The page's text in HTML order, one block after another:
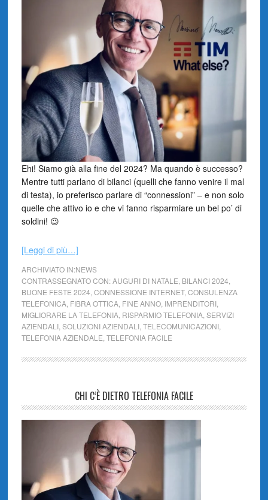
Ehi! Siamo già alla fine del 2024? Ma quando è successo?
Mentre tutti parlano di bilanci (quelli che fanno venire il mal
di testa), io preferisco parlare di “connessioni” – e non solo
quelle che attivo io e che vi fanno risparmiare un bel po’ di
soldini! 😉
[Leggi di più…]
ARCHIVIATO IN:NEWS
CONTRASSEGNATO CON:AUGURI DI NATALE BILANCI 2024
BUONE FESTE 2024 CONNESSIONE INTERNET, CONSULENZA
TELEFONICA, FIBRA OTTICA, FINE ANNO, IMPRENDITORI,
MIGLIORARE LA TELEFONIA, RISPARMIO TELEFONIA, SERVIZI
AZIENDALI, SOLUZIONI AZIENDALI, TELECOMUNICAZIONI,
TELEFONIA AZIENDALE TELEFONIA FACILE
CHI C’È DIETRO TELEFONIA FACILE